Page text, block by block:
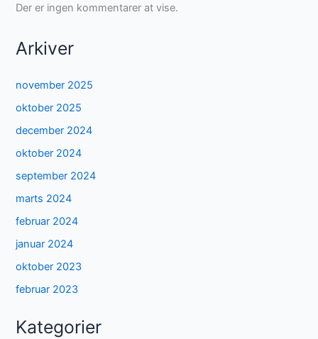
Der er ingen kommentarer at vise.
Arkiver
november 2025
oktober 2025
december 2024
oktober 2024
september 2024
marts 2024
februar 2024
januar 2024
oktober 2023
februar 2023
Kategorier